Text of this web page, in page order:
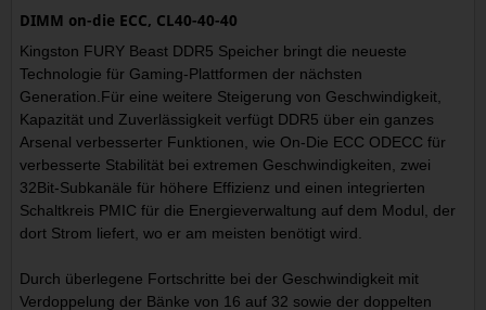
DIMM on-die ECC, CL40-40-40
Kingston FURY Beast DDR5 Speicher bringt die neueste
Technologie für Gaming-Plattformen der nächsten
Generation.Für eine weitere Steigerung von Geschwindigkeit,
Kapazität und Zuverlässigkeit verfügt DDR5 über ein ganzes
Arsenal verbesserter Funktionen, wie On-Die ECC ODECC für
verbesserte Stabilität bei extremen Geschwindigkeiten, zwei
32Bit-Subkanäle für höhere Effizienz und einen integrierten
Schaltkreis PMIC für die Energieverwaltung auf dem Modul, der
dort Strom liefert, wo er am meisten benötigt wird.
Durch überlegene Fortschritte bei der Geschwindigkeit mit
Verdoppelung der Bänke von 16 auf 32 sowie der doppelten